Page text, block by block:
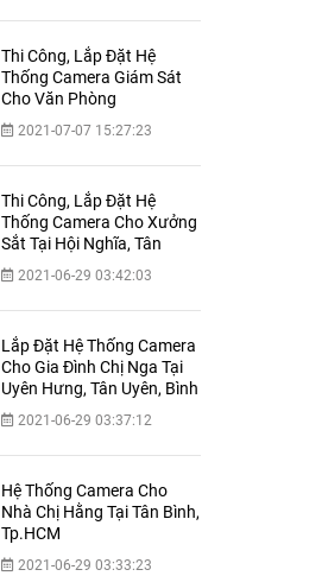
Thi Công, Lắp Đặt Hệ
Thống Camera Giám Sát
Cho Văn Phòng
2021-07-07 15:27:23
Thi Công, Lắp Đặt Hệ
Thống Camera Cho Xưởng
Sắt Tại Hội Nghĩa, Tân
Uyên, Bình Dương
2021-06-29 03:42:03
Lắp Đặt Hệ Thống Camera
Cho Gia Đình Chị Nga Tại
Uyên Hưng, Tân Uyên, Bình
Dương
2021-06-29 03:37:12
Hệ Thống Camera Cho
Nhà Chị Hằng Tại Tân Bình,
Tp.HCM
2021-06-29 03:33:23